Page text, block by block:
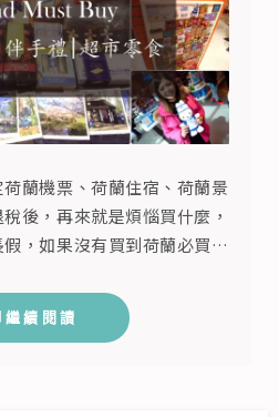
蘭機票、荷蘭住宿、荷蘭景
後，再來就是煩惱買什麼，
，如果沒有買到荷蘭必買商
，好歹買點零食給親朋好友
針對所有族群的煩惱，簡單
繼續閱讀